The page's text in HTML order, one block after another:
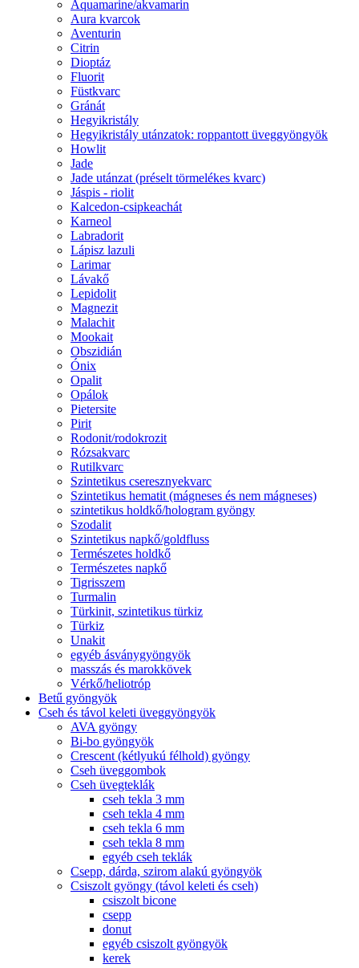
Aquamarine/akvamarin
Aura kvarcok
Aventurin
Citrin
Dioptáz
Fluorit
Füstkvarc
Gránát
Hegyikristály
Hegyikristály utánzatok: roppantott üveggyöngyök
Howlit
Jade
Jade utánzat (préselt törmelékes kvarc)
Jáspis - riolit
Kalcedon-csipkeachát
Karneol
Labradorit
Lápisz lazuli
Larimar
Lávakő
Lepidolit
Magnezit
Malachit
Mookait
Obszidián
Ónix
Opalit
Opálok
Pietersite
Pirit
Rodonit/rodokrozit
Rózsakvarc
Rutilkvarc
Szintetikus cseresznyekvarc
Szintetikus hematit (mágneses és nem mágneses)
szintetikus holdkő/hologram gyöngy
Szodalit
Szintetikus napkő/goldfluss
Természetes holdkő
Természetes napkő
Tigrisszem
Turmalin
Türkinit, szintetikus türkiz
Türkiz
Unakit
egyéb ásványgyöngyök
masszás és marokkövek
Vérkő/heliotróp
Betű gyöngyök
Cseh és távol keleti üveggyöngyök
AVA gyöngy
Bi-bo gyöngyök
Crescent (kétlyukú félhold) gyöngy
Cseh üveggombok
Cseh üvegteklák
cseh tekla 3 mm
cseh tekla 4 mm
cseh tekla 6 mm
cseh tekla 8 mm
egyéb cseh teklák
Csepp, dárda, szirom alakú gyöngyök
Csiszolt gyöngy (távol keleti és cseh)
csiszolt bicone
csepp
donut
egyéb csiszolt gyöngyök
kerek